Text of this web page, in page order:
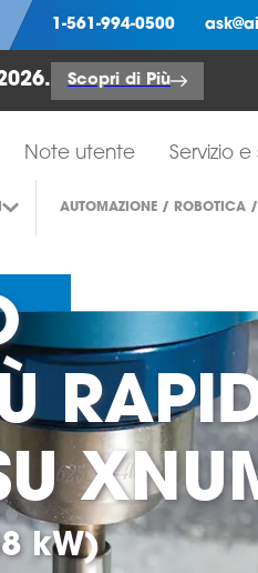
1-561-994-0500
Scopri di Più
Note utente Servizio
AUTOMAZIONE / ROBOTICA /
kW)